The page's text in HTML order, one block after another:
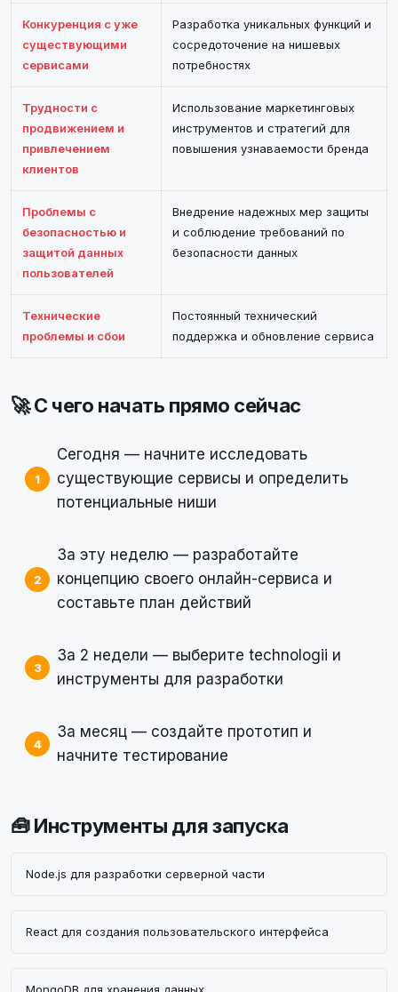
Конкуренция с уже
существующими
сервисами
Разработка уникальных функций и
сосредоточение на нишевых
потребностях
Трудности с
продвижением и
привлечением
клиентов
Использование маркетинговых
инструментов и стратегий для
повышения узнаваемости бренда
Проблемы с
безопасностью и
защитой данных
пользователей
Внедрение надежных мер защиты
и соблюдение требований по
безопасности данных
Технические
проблемы и сбои
Постоянный технический
поддержка и обновление сервиса
🚀 С чего начать прямо сейчас
Сегодня — начните исследовать
существующие сервисы и определить
потенциальные ниши
За эту неделю — разработайте
концепцию своего онлайн-сервиса и
составьте план действий
За 2 недели — выберите technologii и
инструменты для разработки
За месяц — создайте прототип и
начните тестирование
🧰 Инструменты для запуска
Node.js для разработки серверной части
React для создания пользовательского интерфейса